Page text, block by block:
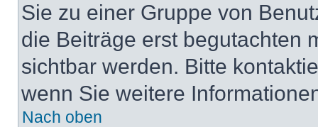
Sie zu einer Gruppe von
die Beiträge erst begutachten
sichtbar werden. Bitte
wenn Sie weitere
Nach oben